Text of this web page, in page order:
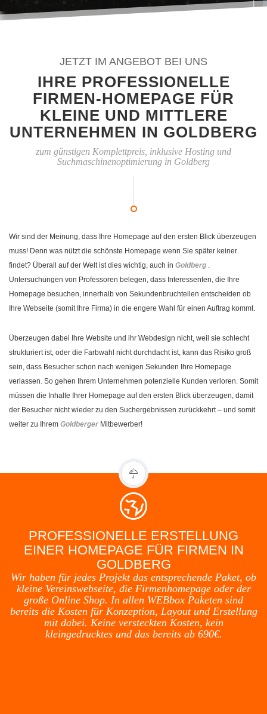
JETZT IM ANGEBOT BEI UNS
IHRE PROFESSIONELLE
FIRMEN-HOMEPAGE FÜR
KLEINE UND MITTLERE
UNTERNEHMEN IN GOLDBERG
zum günstigen Komplettpreis, inklusive Hosting und
Suchmaschinenoptimierung in Goldberg
Wir sind der Meinung, dass Ihre Homepage auf den ersten Blick überzeugen
muss! Denn was nützt die schönste Homepage wenn Sie später keiner
findet? Überall auf der Welt ist dies wichtig, auch in Goldberg .
Untersuchungen von Professoren belegen, dass Interessenten, die Ihre
Homepage besuchen, innerhalb von Sekundenbruchteilen entscheiden ob
Ihre Webseite (somit Ihre Firma) in die engere Wahl für einen Auftrag kommt.
Überzeugen dabei Ihre Website und ihr Webdesign nicht, weil sie schlecht
strukturiert ist, oder die Farbwahl nicht durchdacht ist, kann das Risiko groß
sein, dass Besucher schon nach wenigen Sekunden Ihre Homepage
verlassen. So gehen Ihrem Unternehmen potenzielle Kunden verloren. Somit
müssen die Inhalte Ihrer Homepage auf den ersten Blick überzeugen, damit
der Besucher nicht wieder zu den Suchergebnissen zurückkehrt – und somit
weiter zu Ihrem Goldberger Mitbewerber!
PROFESSIONELLE ERSTELLUNG
EINER HOMEPAGE FÜR FIRMEN IN
GOLDBERG
Wir haben für jedes Projekt das entsprechende Paket, ob
kleine Vereinswebseite, die Firmenhomepage oder der
große Online Shop. In allen WEBbox Paketen sind
bereits die Kosten für Konzeption, Layout und Erstellung
mit dabei. Keine versteckten Kosten, kein
kleingedrucktes und das bereits ab 690€.